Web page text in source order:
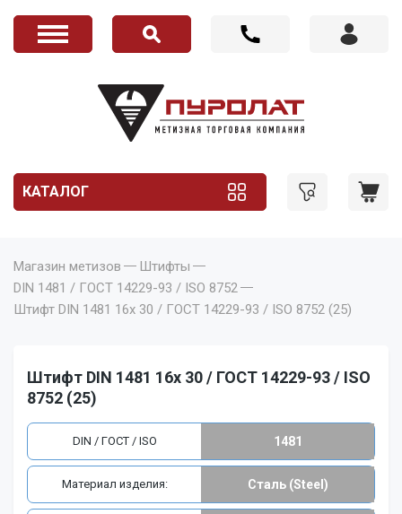
КАТАЛОГ
Магазин метизов
Штифты
DIN 1481 / ГОСТ 14229-93 / ISO 8752
Штифт DIN 1481 16x 30 / ГОСТ 14229-93 / ISO 8752 (25)
Штифт DIN 1481 16x 30 / ГОСТ 14229-93 / ISO
8752 (25)
DIN / ГОСТ / ISO 1481
Материал изделия: Сталь (Steel)